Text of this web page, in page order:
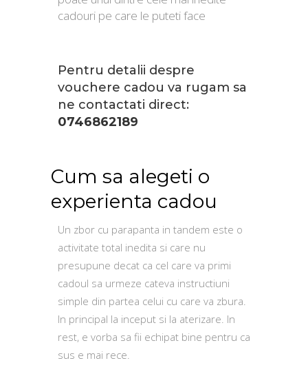
cadouri pe care le puteti face
Pentru detalii despre
vouchere cadou va rugam sa
ne contactati direct:
0746862189
Cum sa alegeti o
experienta cadou
Un zbor cu parapanta in tandem este o
activitate total inedita si care nu
presupune decat ca cel care va primi
cadoul sa urmeze cateva instructiuni
simple din partea celui cu care va zbura.
In principal la inceput si la aterizare. In
rest, e vorba sa fii echipat bine pentru ca
sus e mai rece.